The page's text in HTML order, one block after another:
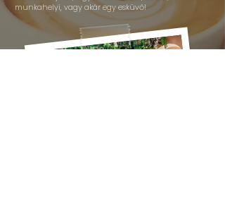
munkahelyi, vagy akár egy esküvő!